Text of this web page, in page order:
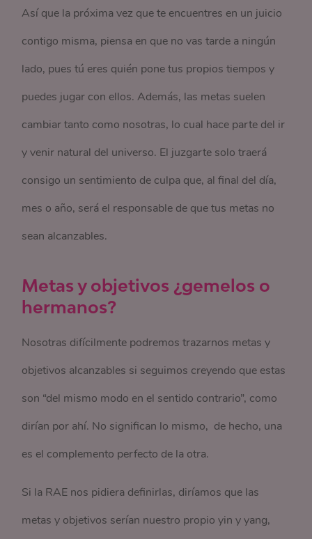
Así que la próxima vez que te encuentres en un juicio
contigo misma, piensa en que no vas tarde a ningún
lado, pues tú eres quién pone tus propios tiempos y
puedes jugar con ellos. Además, las metas suelen
cambiar tanto como nosotras, lo cual hace parte del ir
y venir natural del universo. El juzgarte solo traerá
consigo un sentimiento de culpa que, al final del día,
mes o año, será el responsable de que tus metas no
sean alcanzables.
Metas y objetivos ¿gemelos o
hermanos?
Nosotras difícilmente podremos trazarnos metas y
objetivos alcanzables si seguimos creyendo que estas
son “del mismo modo en el sentido contrario”, como
dirían por ahí. No significan lo mismo, de hecho, una
es el complemento perfecto de la otra.
Si la RAE nos pidiera definirlas, diríamos que las
metas y objetivos serían nuestro propio yin y yang,